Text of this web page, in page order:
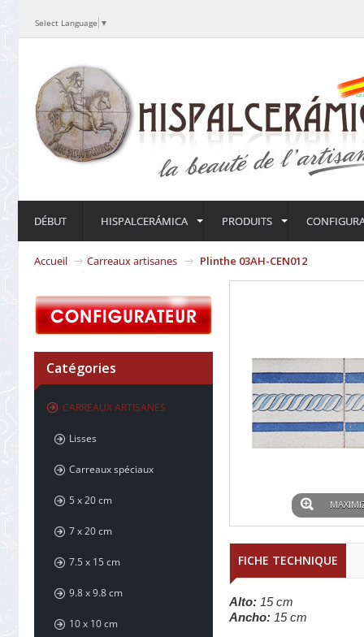
Select Language ▼
DÉBUT HISPALCERÁMICA PRODUITS
Accueil Carreaux artisanes Plinthe 03AH-CEN012
Catégories
CARREAUX ARTISANES
Lisses
Carreaux spéciaux
5 x 20 cm
7 x 20 cm
7.5 x 15 cm
9.8 x 9.8 cm
10 x 10 cm
FICHE TECHNIQUE
Alto: 15 cm
Ancho: 15 cm